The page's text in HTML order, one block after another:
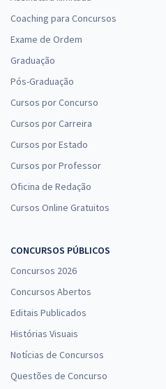
Coaching para Concursos
Exame de Ordem
Graduação
Pós-Graduação
Cursos por Concurso
Cursos por Carreira
Cursos por Estado
Cursos por Professor
Oficina de Redação
Cursos Online Gratuitos
CONCURSOS PÚBLICOS
Concursos 2026
Concursos Abertos
Editais Publicados
Histórias Visuais
Notícias de Concursos
Questões de Concurso